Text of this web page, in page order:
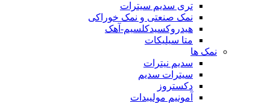
تری سدیم سیترات
نمک صنعتی و نمک خوراکی
هیدروکسیدکلسیم-آهک
متا سیلیکات
نمک ها
سدیم نیترات
سیترات سدیم
دکستروز
آمونیم مولیبدات